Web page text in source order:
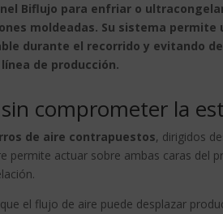
Biflujo para enfriar o
moldeadas. Su sistema
durante el recorrido y evitando
de producción.
comprometer la
de aire contrapuestos, dirigidos
permite actuar sobre ambas caras del
el flujo de aire puede desplazar